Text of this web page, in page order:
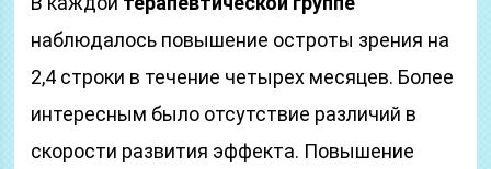
наблюдалось повышение остроты зрения на
2,4 строки в течение четырех месяцев. Более
интересным было отсутствие различий в
скорости развития эффекта. Повышение